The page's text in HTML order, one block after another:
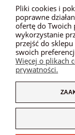
Pliki cookies i
poprawne
ofertę do Twoich
wykorzystanie
przejść do
swoich
Więcej o plikach
prywatności.